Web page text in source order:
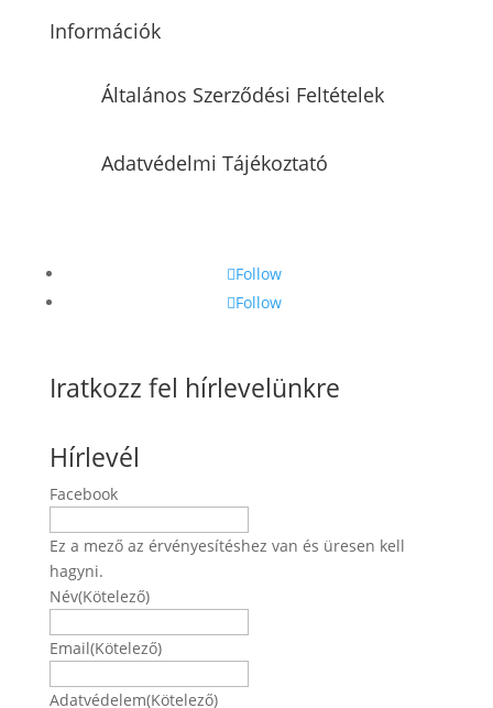
Információk
Általános Szerződési Feltételek
Adatvédelmi Tájékoztató
Follow
Follow
Iratkozz fel hírlevelünkre
Hírlevél
Facebook
Ez a mező az érvényesítéshez van és üresen kell
hagyni.
Név(Kötelező)
Email(Kötelező)
Adatvédelem(Kötelező)